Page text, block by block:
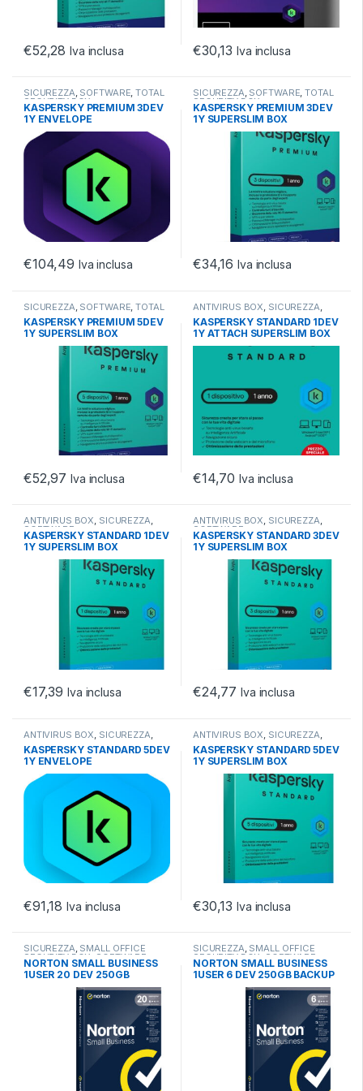
€52,28 Iva inclusa €30,13 Iva inclusa
SICUREZZA, SOFTWARE,TOTAL
SECURITY BOX
KASPERSKY PREMIUM 3DEV
1Y ENVELOPE
€104,49 Iva inclusa
SICUREZZA, SOFTWARE,TOTAL
SECURITY BOX
KASPERSKY PREMIUM 3DEV
1Y SUPERSLIM BOX
€34,16 Iva inclusa
SICUREZZA, SOFTWARE,TOTAL
SECURITY BOX
KASPERSKY PREMIUM 5DEV
1Y SUPERSLIM BOX
€52,97 Iva inclusa
ANTIVIRUS BOX, SICUREZZA,
SOFTWARE
KASPERSKY STANDARD 1DEV
1Y ATTACH SUPERSLIM BOX
€14,70 Iva inclusa
ANTIVIRUS BOX, SICUREZZA,
SOFTWARE
KASPERSKY STANDARD 1DEV
1Y SUPERSLIM BOX
€17,39 Iva inclusa
ANTIVIRUS BOX, SICUREZZA,
SOFTWARE
KASPERSKY STANDARD 3DEV
1Y SUPERSLIM BOX
€24,77 Iva inclusa
ANTIVIRUS BOX, SICUREZZA,
SOFTWARE
KASPERSKY STANDARD 5DEV
1Y ENVELOPE
€91,18 Iva inclusa
ANTIVIRUS BOX, SICUREZZA,
SOFTWARE
KASPERSKY STANDARD 5DEV
1Y SUPERSLIM BOX
€30,13 Iva inclusa
SICUREZZA, SMALL OFFICE
SECURITY BOX,SOFTWARE
NORTON SMALL BUSINESS
1USER 20 DEV 250GB
BACKUP 12 MESI
SICUREZZA, SMALL OFFICE
SECURITY BOX,SOFTWARE
NORTON SMALL BUSINESS
1USER 6 DEV 250GB BACKUP